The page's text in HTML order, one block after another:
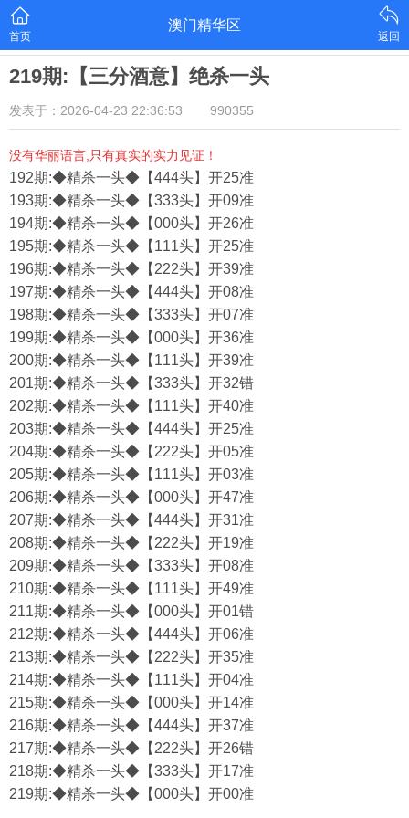
首页
澳门精华区
返回
219期:【三分酒意】绝杀一头
发表于：2026-04-23 22:36:53 990355
没有华丽语言,只有真实的实力见证！
192期:◆精杀一头◆【444头】开25准
193期:◆精杀一头◆【333头】开09准
194期:◆精杀一头◆【000头】开26准
195期:◆精杀一头◆【111头】开25准
196期:◆精杀一头◆【222头】开39准
197期:◆精杀一头◆【444头】开08准
198期:◆精杀一头◆【333头】开07准
199期:◆精杀一头◆【000头】开36准
200期:◆精杀一头◆【111头】开39准
201期:◆精杀一头◆【333头】开32错
202期:◆精杀一头◆【111头】开40准
203期:◆精杀一头◆【444头】开25准
204期:◆精杀一头◆【222头】开05准
205期:◆精杀一头◆【111头】开03准
206期:◆精杀一头◆【000头】开47准
207期:◆精杀一头◆【444头】开31准
208期:◆精杀一头◆【222头】开19准
209期:◆精杀一头◆【333头】开08准
210期:◆精杀一头◆【111头】开49准
211期:◆精杀一头◆【000头】开01错
212期:◆精杀一头◆【444头】开06准
213期:◆精杀一头◆【222头】开35准
214期:◆精杀一头◆【111头】开04准
215期:◆精杀一头◆【000头】开14准
216期:◆精杀一头◆【444头】开37准
217期:◆精杀一头◆【222头】开26错
218期:◆精杀一头◆【333头】开17准
219期:◆精杀一头◆【000头】开00准